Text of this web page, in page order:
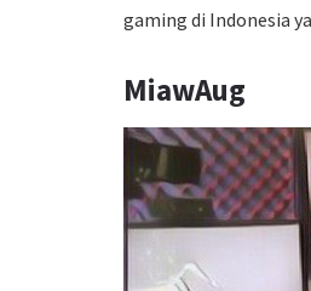
gaming di Indonesia
MiawAug